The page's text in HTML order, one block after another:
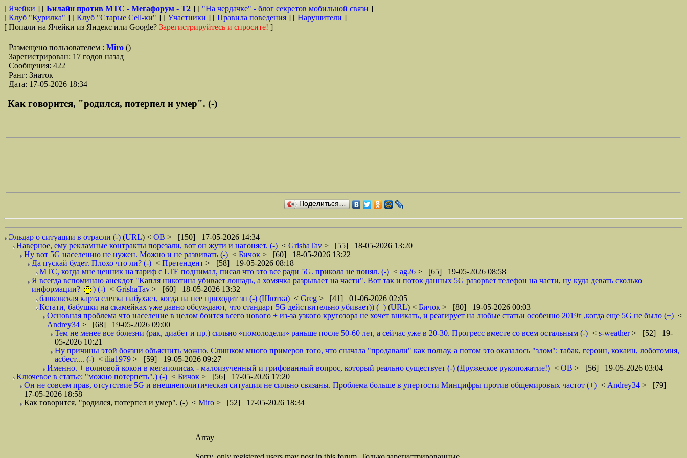
[ Ячейки ] [ Билайн против МТС - Мегафорум - T2 ] [ "На чердачке" - блог секретов мобильной связи ]
[ Клуб "Курилка" ] [ Клуб "Старые Сell-ки" ] [ Участники ] [ Правила поведения ] [ Нарушители ]
[ Попали на Ячейки из Яндекс или Google? Зарегистрируйтесь и спросите! ]
Размещено пользователем : Miro ()
Зарегистрирован: 17 годов назад
Сообщения: 422
Ранг: Знаток
Дата: 17-05-2026 18:34
Как говорится, "родился, потерпел и умер". (-)
Поделиться…
Эльдар о ситуации в отрасли (-) (URL) < ОВ > [150] 17-05-2026 14:34
Наверное, ему рекламные контракты порезали, вот он жути и нагоняет. (-) < GrishaTav > [55] 18-05-2026 13:20
Ну вот 5G населению не нужен. Можно и не развивать (-) < Бичок > [60] 18-05-2026 13:22
Да пускай будет. Плохо что ли? (-) < Претендент > [58] 19-05-2026 08:18
МТС, когда мне ценник на тариф с LTE поднимал, писал что это все ради 5G. прикола не понял. (-) < ag26 > [65] 19-05-2026 08:58
Я всегда вспоминаю анекдот "Капля никотина убивает лошадь, а хомячка разрывает на части". Вот так и поток данных 5G разорвет телефон на части, ну куда девать сколько
информации?
) (-) < GrishaTav > [60] 18-05-2026 13:32
банковская карта слегка набухает, когда на нее приходит зп (-) (Шютка) < Greg > [41] 01-06-2026 02:05
Кстати, бабушки на скамейках уже давно обсуждают, что стандарт 5G действительно убивает)) (+) (URL) < Бичок > [80] 19-05-2026 00:03
Основная проблема что население в целом боится всего нового + из-за узкого кругозора не хочет вникать, и реагирует на любые статьи особенно 2019г ,когда еще 5G не было (+) <
Andrey34 > [68] 19-05-2026 09:00
Тем не менее все болезни (рак, диабет и пр.) сильно «помолодели» раньше после 50-60 лет, а сейчас уже в 20-30. Прогресс вместе со всем остальным (-) < s-weather> [52] 19-
05-2026 10:21
Ну причины этой боязни объяснить можно. Слишком много примеров того, что сначала "продавали" как пользу, а потом это оказалось "злом": табак, героин, кокаин, лоботомия,
асбест.... (-) < ilia1979 > [59] 19-05-2026 09:27
Именно. + волновой кокон в мегаполисах - малоизученный и грифованный вопрос, который реально существует (-) (Дружеское рукопожатие!) < ОВ > [56] 19-05-2026 03:04
Ключевое в статье: "можно потерпеть".) (-) < Бичок > [56] 17-05-2026 17:20
Он не совсем прав, отсутствие 5G и внешнеполитическая ситуация не сильно связаны. Проблема больше в упертости Минцифры против общемировых частот (+) < Andrey34 > [79]
17-05-2026 18:58
Как говорится, "родился, потерпел и умер". (-) < Miro > [52] 17-05-2026 18:34
Array